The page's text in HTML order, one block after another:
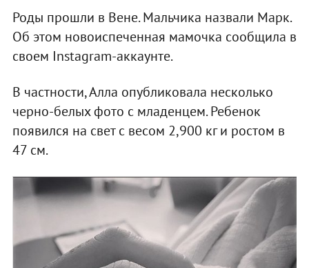
Роды прошли в Вене. Мальчика назвали Марк.
Об этом новоиспеченная мамочка сообщила в
своем Instagram-аккаунте.
В частности, Алла опубликовала несколько
черно-белых фото с младенцем. Ребенок
появился на свет с весом 2,900 кг и ростом в
47 см.